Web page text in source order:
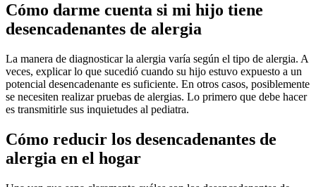
Cómo darme cuenta si mi hijo tiene
desencadenantes de alergia
La manera de diagnosticar la alergia varía según el tipo de alergia. A
veces, explicar lo que sucedió cuando su hijo estuvo expuesto a un
potencial desencadenante es suficiente. En otros casos, posiblemente
se necesiten realizar pruebas de alergias. Lo primero que debe hacer
es transmitirle sus inquietudes al pediatra.
Cómo reducir los desencadenantes de
alergia en el hogar